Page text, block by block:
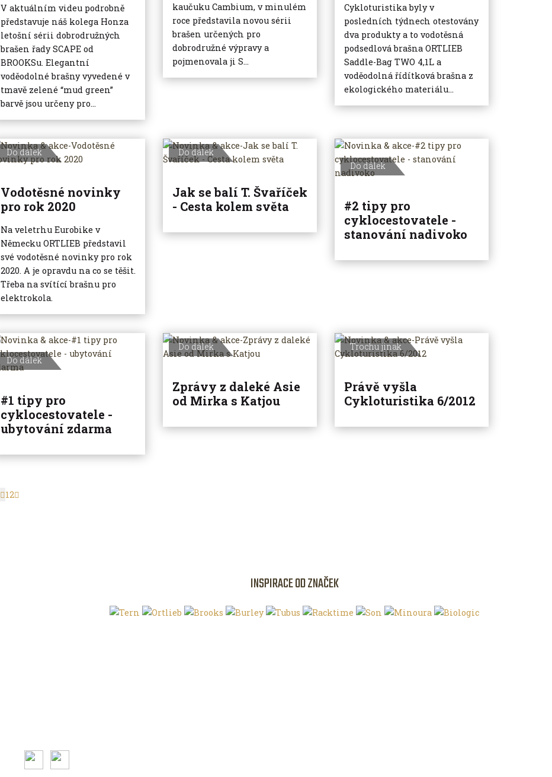
V aktuálním videu podrobně
představuje náš kolega Honza
letošní sérii dobrodružných
brašen řady SCAPE od
BROOKSu. Elegantní
voděodolné brašny vyvedené v
tmavě zelené “mud green”
barvě jsou určeny pro...
kaučuku Cambium, v minulém
roce představila novou sérii
brašen určených pro
dobrodružné výpravy a
pojmenovala ji S...
Cykloturistika byly v
posledních týdnech otestovány
dva produkty a to vodotěsná
podsedlová brašna ORTLIEB
Saddle-Bag TWO 4,1L a
voděodolná řídítková brašna z
ekologického materiálu...
Do dálek
Vodotěsné novinky
pro rok 2020
Na veletrhu Eurobike v
Německu ORTLIEB představil
své vodotěsné novinky pro rok
2020. A je opravdu na co se těšit.
Třeba na svítící brašnu pro
elektrokola.
Do dálek
Jak se balí T. Švaříček
- Cesta kolem světa
Do dálek
#2 tipy pro
cyklocestovatele -
stanování nadivoko
Do dálek
#1 tipy pro
cyklocestovatele -
ubytování zdarma
Do dálek
Zprávy z daleké Asie
od Mirka s Katjou
Trochu jinak
Právě vyšla
Cykloturistika 6/2012
12
INSPIRACE OD ZNAČEK